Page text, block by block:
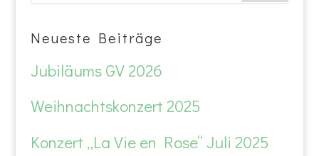
Neueste Beiträge
Jubiläums GV 2026
Weihnachtskonzert 2025
Konzert „La Vie en Rose“ Juli 2025